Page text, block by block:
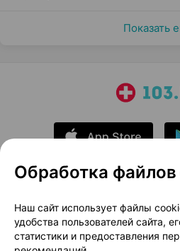
Показать
О проекте
Размещение рекламы
Публичный договор
Обработка
Наш сайт использует файлы
удобства пользователей сайта,
статистики и предоставления